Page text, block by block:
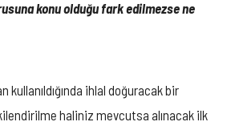
konu olduğu fark edilmezse ne
kullanıldığında ihlal doğuracak bir
haliniz mevcutsa alınacak ilk